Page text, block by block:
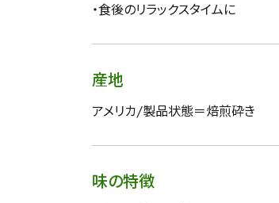
・食後のリラックスタイムに
産地
アメリカ/製品状態＝焙煎砕き
味の特徴